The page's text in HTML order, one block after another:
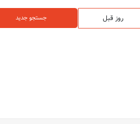
روز قبل جستجو جدید